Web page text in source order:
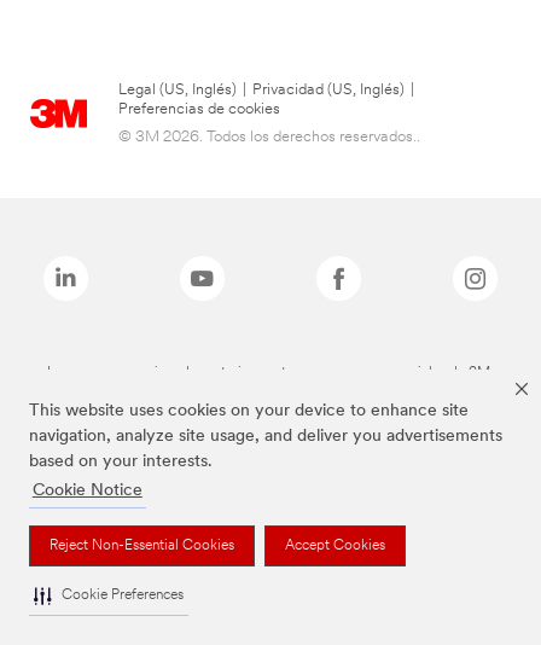
This website uses cookies on your device to enhance site
navigation, analyze site usage, and deliver you advertisements
based on your interests.
Cookie Notice
Reject Non-Essential Cookies Accept Cookies
Cookie Preferences
Legal (US, Inglés) Privacidad (US, Inglés)
Preferencias de cookies
© 3M 2026. Todos los derechos reservados..
Las marcas mencionadas anteriormente son marcas comerciales de 3M.